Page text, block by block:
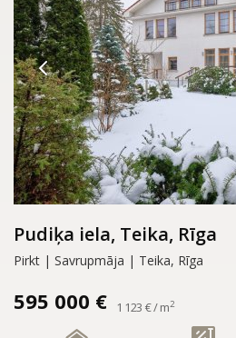
Pudiķa iela, Teika, Rīga
Pirkt | Savrupmāja | Teika, Rīga
595 000 € 1 123 € / m2